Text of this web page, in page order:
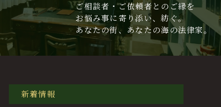
ご相談者・ご依頼者とのご縁を
お悩み事に寄り添い、紡ぐ。
あなたの街、あなたの海の法律家。
新着情報